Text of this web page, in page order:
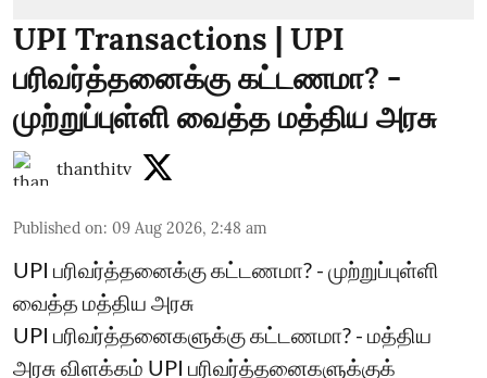
UPI Transactions | UPI
பரிவர்த்தனைக்கு கட்டணமா? -
முற்றுப்புள்ளி வைத்த மத்திய அரசு
thanthitv
Published on: 09 Aug 2026, 2:48 am
UPI பரிவர்த்தனைக்கு கட்டணமா? - முற்றுப்புள்ளி
வைத்த மத்திய அரசு
UPI பரிவர்த்தனைகளுக்கு கட்டணமா? - மத்திய
அரசு விளக்கம் UPI பரிவர்த்தனைகளுக்குக்